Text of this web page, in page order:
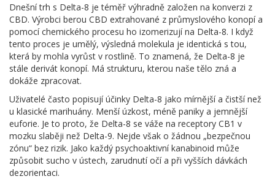
Dnešní trh s Delta-8 je téměř výhradně založen na konverzi z
CBD. Výrobci berou CBD extrahované z průmyslového konopí a
pomocí chemického procesu ho izomerizují na Delta-8. I když
tento proces je umělý, výsledná molekula je identická s tou,
která by mohla vyrůst v rostlině. To znamená, že Delta-8 je
stále derivát konopí. Má strukturu, kterou naše tělo zná a
dokáže zpracovat.
Uživatelé často popisují účinky Delta-8 jako mírnější a čistší než
u klasické marihuány. Menší úzkost, méně paniky a jemnější
euforie. Je to proto, že Delta-8 se váže na receptory CB1 v
mozku slaběji než Delta-9. Nejde však o žádnou „bezpečnou
zónu“ bez rizik. Jako každý psychoaktivní kanabinoid může
způsobit sucho v ústech, zarudnutí očí a při vyšších dávkách
dezorientaci.